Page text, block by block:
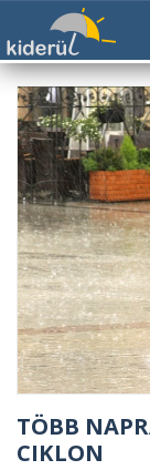
TÖBB
CIKLON